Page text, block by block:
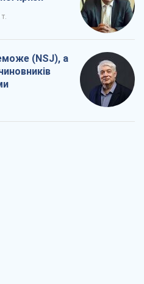
(NSJ), а